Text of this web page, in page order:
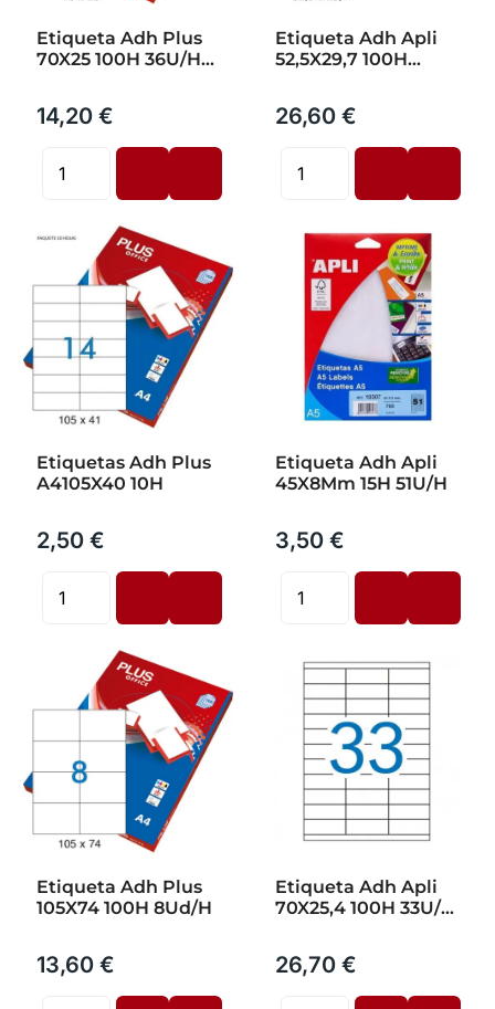
Etiqueta Adh Plus
70X25 100H 36U/H
14,20 €
Etiqueta Adh Apli
52,5X29,7 100H
26,60 €
Etiquetas Adh Plus
A4105X40 10H
2,50 €
Etiqueta Adh Apli
45X8Mm 15H 51U/H
3,50 €
Etiqueta Adh Plus
105X74 100H 8Ud/H
13,60 €
Etiqueta Adh Apli
70X25,4 100H 33U/H
26,70 €